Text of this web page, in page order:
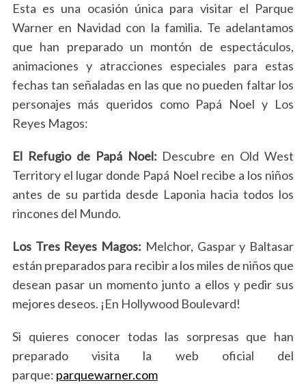
Esta es una ocasión única para visitar el Parque
Warner en Navidad con la familia. Te adelantamos
que han preparado un montón de espectáculos,
animaciones y atracciones especiales para estas
fechas tan señaladas en las que no pueden faltar los
personajes más queridos como Papá Noel y Los
Reyes Magos:
El Refugio de Papá Noel: Descubre en Old West
Territory el lugar donde Papá Noel recibe a los niños
antes de su partida desde Laponia hacia todos los
rincones del Mundo.
Los Tres Reyes Magos: Melchor, Gaspar y Baltasar
están preparados para recibir a los miles de niños que
desean pasar un momento junto a ellos y pedir sus
mejores deseos. ¡En Hollywood Boulevard!
Si quieres conocer todas las sorpresas que han
preparado visita la web oficial del
parque: parquewarner.com
S
e
h
f
o
r